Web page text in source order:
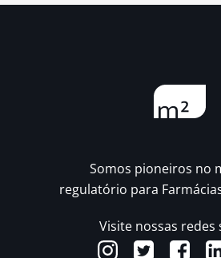
Somos pioneiros no
regulatório para
Visite nossas redes